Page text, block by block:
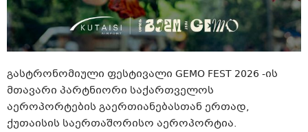
გასტრონომიული ფესტივალი GEMO FEST 2026 -ის
მთავარი პარტნიორი საქართველოს
აეროპორტების გაერთიანებასთან ერთად,
ქუთაისის საერთაშორისო აეროპორტია.